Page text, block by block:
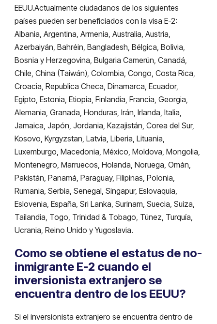
EEUU.Actualmente ciudadanos de los siguientes
países pueden ser beneficiados con la visa E-2:
Albania, Argentina, Armenia, Australia, Austria,
Azerbaiyán, Bahréin, Bangladesh, Bélgica, Bolivia,
Bosnia y Herzegovina, Bulgaria Camerún, Canadá,
Chile, China (Taiwán), Colombia, Congo, Costa Rica,
Croacia, Republica Checa, Dinamarca, Ecuador,
Egipto, Estonia, Etiopia, Finlandia, Francia, Georgia,
Alemania, Granada, Honduras, Irán, Irlanda, Italia,
Jamaica, Japón, Jordania, Kazajistán, Corea del Sur,
Kosovo, Kyrgyzstan, Latvia, Liberia, Lituania,
Luxemburgo, Macedonia, México, Moldova, Mongolia,
Montenegro, Marruecos, Holanda, Noruega, Omán,
Pakistán, Panamá, Paraguay, Filipinas, Polonia,
Rumania, Serbia, Senegal, Singapur, Eslovaquia,
Eslovenia, España, Sri Lanka, Surinam, Suecia, Suiza,
Tailandia, Togo, Trinidad & Tobago, Túnez, Turquía,
Ucrania, Reino Unido y Yugoslavia.
Como se obtiene el estatus de no-
inmigrante E-2 cuando el
inversionista extranjero se
encuentra dentro de los EEUU?
Si el inversionista extranjero se encuentra dentro de